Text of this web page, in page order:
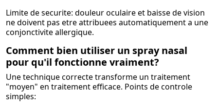
Limite de securite: douleur oculaire et baisse de vision
ne doivent pas etre attribuees automatiquement a une
conjonctivite allergique.
Comment bien utiliser un spray nasal
pour qu'il fonctionne vraiment?
Une technique correcte transforme un traitement
"moyen" en traitement efficace. Points de controle
simples: